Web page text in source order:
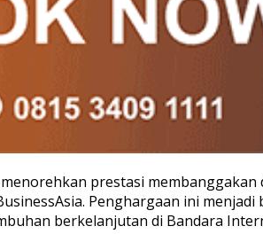
prestasi
Penghargaan ini
berkelanjutan di Bandara